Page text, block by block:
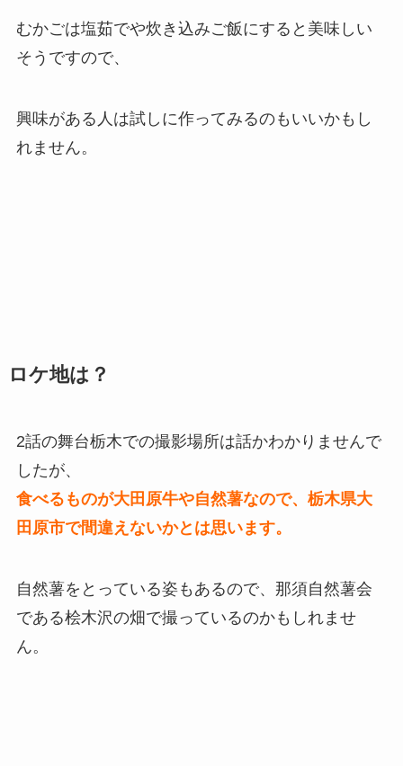
むかごは塩茹でや炊き込みご飯にすると美味しい
そうですので、
興味がある人は試しに作ってみるのもいいかもし
れません。
ロケ地は？
2話の舞台栃木での撮影場所は話かわかりませんで
したが、
食べるものが大田原牛や自然薯なので、栃木県大
田原市で間違えないかとは思います。
自然薯をとっている姿もあるので、那須自然薯会
である桧木沢の畑で撮っているのかもしれませ
ん。